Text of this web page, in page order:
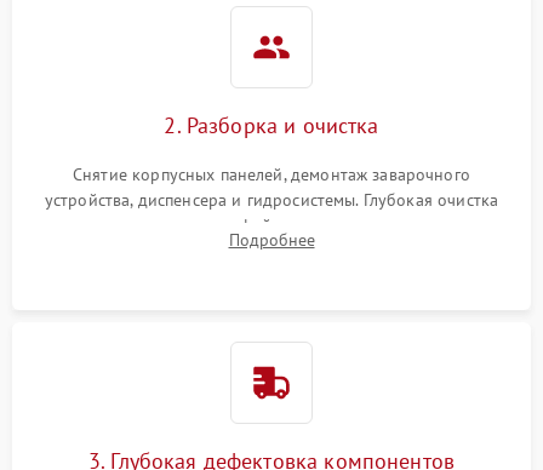
2. Разборка и очистка
Снятие корпусных панелей, демонтаж заварочного
устройства, диспенсера и гидросистемы. Глубокая очистка
внутренних узлов от кофейных масел, жмыха и накипи.
Промывка дренажных каналов и фильтров с использованием
Подробнее
3. Глубокая дефектовка компонентов